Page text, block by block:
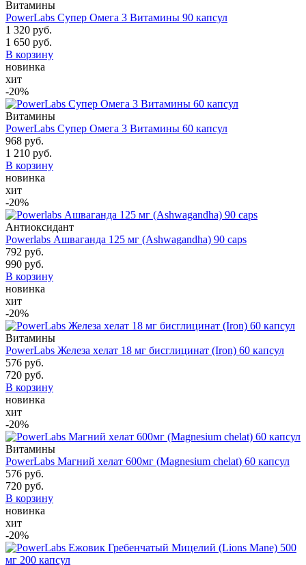
Витамины
PowerLabs Супер Омега 3 Витамины 90 капсул
1 320 руб.
1 650 руб.
В корзину
новинка
хит
-20%
Витамины
PowerLabs Супер Омега 3 Витамины 60 капсул
968 руб.
1 210 руб.
В корзину
новинка
хит
-20%
Антиоксидант
Powerlabs Ашваганда 125 мг (Ashwagandha) 90 caps
792 руб.
990 руб.
В корзину
новинка
хит
-20%
Витамины
PowerLabs Железа хелат 18 мг бисглицинат (Iron) 60 капсул
576 руб.
720 руб.
В корзину
новинка
хит
-20%
Витамины
PowerLabs Магний хелат 600мг (Magnesium chelat) 60 капсул
576 руб.
720 руб.
В корзину
новинка
хит
-20%